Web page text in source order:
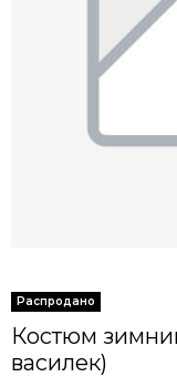
Костюм
василек)